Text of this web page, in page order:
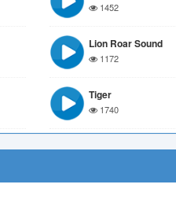
1452
Lion Roar Sound
1172
Tiger
1740